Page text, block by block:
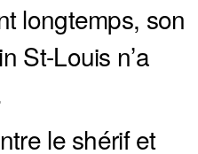
longtemps, son
St-Louis n’a
le shérif et